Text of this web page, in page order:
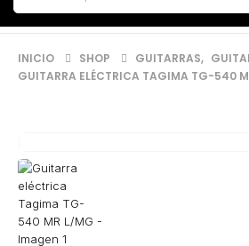
INICIO SHOP GUITARRAS,
GUITARRA ELÉCTRICA TAGIMA TG-540